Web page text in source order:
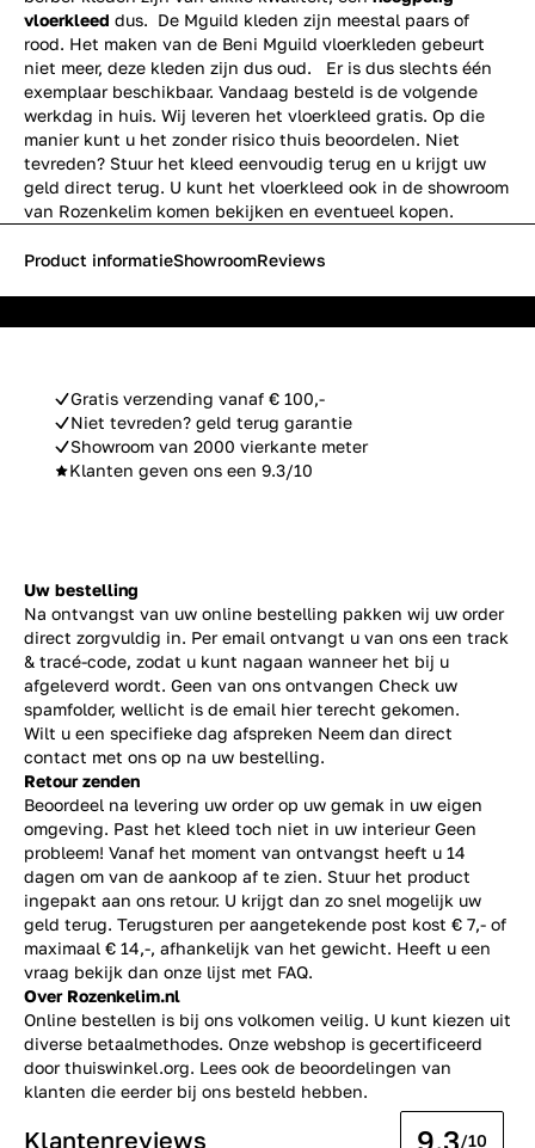
vloerkleed dus. De Mguild kleden zijn meestal paars of
rood. Het maken van de Beni Mguild vloerkleden gebeurt
niet meer, deze kleden zijn dus oud. Er is dus slechts één
exemplaar beschikbaar. Vandaag besteld is de volgende
werkdag in huis. Wij leveren het vloerkleed gratis. Op die
manier kunt u het zonder risico thuis beoordelen. Niet
tevreden? Stuur het kleed eenvoudig terug en u krijgt uw
geld direct terug. U kunt het vloerkleed ook in de showroom
van Rozenkelim komen bekijken en eventueel kopen.
Gratis verzending vanaf € 100,-
Niet tevreden? geld terug garantie
Showroom van 2000 vierkante meter
Klanten geven ons een 9.3/10
Product informatieShowroomReviews
Uw bestelling
Na ontvangst van uw online bestelling pakken wij uw order
direct zorgvuldig in. Per email ontvangt u van ons een track
& tracé-code, zodat u kunt nagaan wanneer het bij u
afgeleverd wordt. Geen van ons ontvangen Check uw
spamfolder, wellicht is de email hier terecht gekomen.
Wilt u een specifieke dag afspreken Neem dan direct
contact met ons op na uw bestelling.
Retour zenden
Beoordeel na levering uw order op uw gemak in uw eigen
omgeving. Past het kleed toch niet in uw interieur Geen
probleem! Vanaf het moment van ontvangst heeft u 14
dagen om van de aankoop af te zien. Stuur het product
ingepakt aan ons retour. U krijgt dan zo snel mogelijk uw
geld terug. Terugsturen per aangetekende post kost € 7,- of
maximaal € 14,-, afhankelijk van het gewicht. Heeft u een
vraag bekijk dan onze lijst met FAQ.
Over Rozenkelim.nl
Online bestellen is bij ons volkomen veilig. U kunt kiezen uit
diverse betaalmethodes. Onze webshop is gecertificeerd
door thuiswinkel.org. Lees ook de beoordelingen van
klanten die eerder bij ons besteld hebben.
Klantenreviews 9.3/10